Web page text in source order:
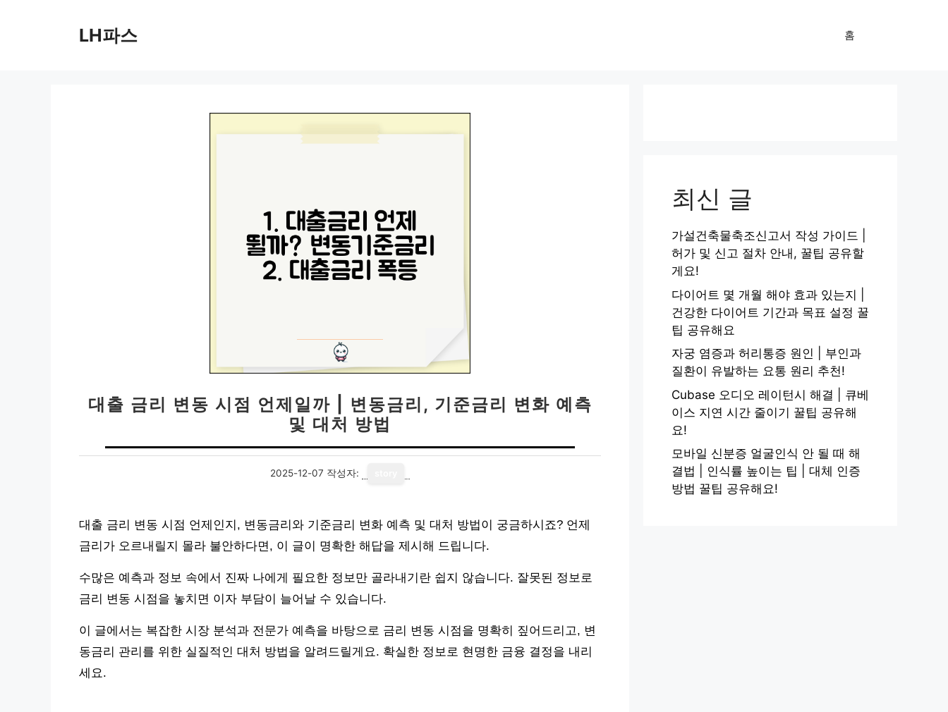
LH파스 홈
대출 금리 변동 시점 언제일까 | 변동금리, 기준금리 변화 예측
및 대처 방법
2025-12-07 작성자:
대출 금리 변동 시점 언제인지, 변동금리와 기준금리 변화 예측 및 대처 방법이 궁금하시죠? 언제
금리가 오르내릴지 몰라 불안하다면, 이 글이 명확한 해답을 제시해 드립니다.
수많은 예측과 정보 속에서 진짜 나에게 필요한 정보만 골라내기란 쉽지 않습니다. 잘못된 정보로
금리 변동 시점을 놓치면 이자 부담이 늘어날 수 있습니다.
이 글에서는 복잡한 시장 분석과 전문가 예측을 바탕으로 금리 변동 시점을 명확히 짚어드리고, 변
동금리 관리를 위한 실질적인 대처 방법을 알려드릴게요. 확실한 정보로 현명한 금융 결정을 내리
세요.
최신 글
가설건축물축조신고서 작성 가이드 |
허가 및 신고 절차 안내, 꿀팁 공유할
게요!
다이어트 몇 개월 해야 효과 있는지 |
건강한 다이어트 기간과 목표 설정 꿀
팁 공유해요
자궁 염증과 허리통증 원인 | 부인과
질환이 유발하는 요통 원리 추천!
Cubase 오디오 레이턴시 해결 | 큐베
이스 지연 시간 줄이기 꿀팁 공유해
요!
모바일 신분증 얼굴인식 안 될 때 해
결법 | 인식률 높이는 팁 | 대체 인증
방법 꿀팁 공유해요!